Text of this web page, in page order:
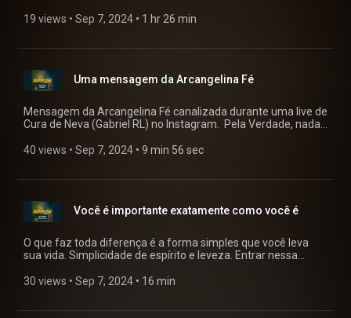
Elohim Claridade e Astréa. Tivemos também a visita e
Deixo aqui o pix para quem puder e sentir o chamado para
contribuir para manutenção dos trabalhos:⁣ ⁣ BANCO INTER
(077)⁣ Sementes das Estrelas LTDA⁣ Chave Pix:
bieljaguar@gmail.com⁣ ⁣ ----------------------------⁣ ⁣ BANCO ITAÚ
(341)⁣ Sementes das Estrelas LTDA⁣ Chave Pix:
30.215.049/0001-22⁣ ⁣ Não esqueçam de enviar para alguém
que sintam que essa live poderá ajudar de alguma forma e
também curtir o vídeo, pois ajuda a alcançar mais pessoas! ⁣
19 views • Sep 7, 2024 • 1 hr 26 min
Uma mensagem da Arcangelina Fé
Mensagem da Arcangelina Fé canalizada durante uma live de
Cura de Neva (Gabriel RL) no Instagram. Pela Verdade, nada
40 views • Sep 7, 2024 • 9 min 56 sec
Você é importante exatamente como você é
O que faz toda diferença é a forma simples que você leva
sua vida. Simplicidade de espírito e leveza. Entrar nessa
o uma pessoa mais sensível espiritualmente e
30 views • Sep 7, 2024 • 16 min